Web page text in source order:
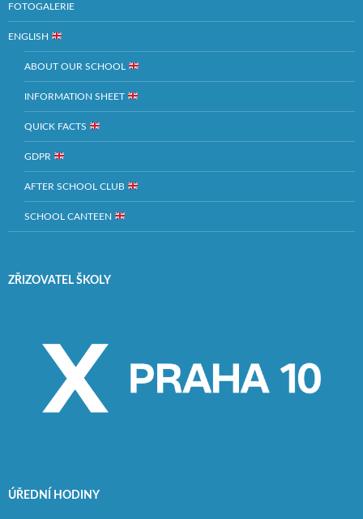
FOTOGALERIE
ENGLISH
ABOUT OUR SCHOOL
INFORMATION SHEET
QUICK FACTS
GDPR
AFTER SCHOOL CLUB
SCHOOL CANTEEN
ZŘIZOVATEL ŠKOLY
ÚŘEDNÍ HODINY